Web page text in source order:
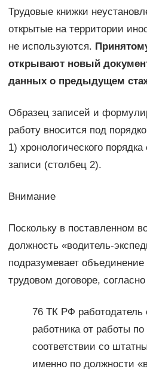
Трудовые книжки
открытые на территории
не используются.
открывают новый
данных о предыдущем
Образец записей и
работу вносится под
1) хронологического
записи (столбец 2).
Внимание
Поскольку в поставленном
должность «водитель-
подразумевает
трудовом договоре,
76 ТК РФ работодатель
работника от работы
соответствии со
именно по должности